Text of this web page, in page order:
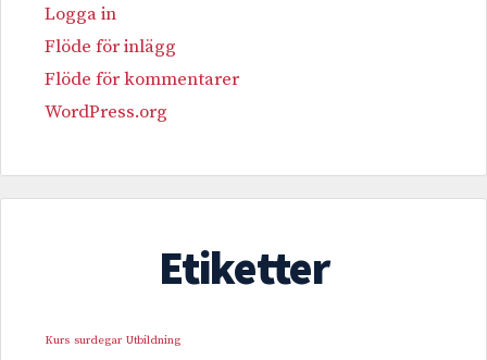
Logga in
Flöde för inlägg
Flöde för kommentarer
WordPress.org
Etiketter
Kurs surdegar Utbildning